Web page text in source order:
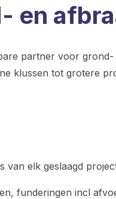
en
partner voor
klussen tot grotere
van elk geslaagd
funderingen incl